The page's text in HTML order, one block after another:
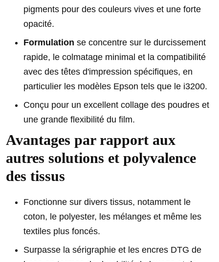
pigments pour des couleurs vives et une forte
opacité.
Formulation se concentre sur le durcissement
rapide, le colmatage minimal et la compatibilité
avec des têtes d'impression spécifiques, en
particulier les modèles Epson tels que le i3200.
Conçu pour un excellent collage des poudres et
une grande flexibilité du film.
Avantages par rapport aux
autres solutions et polyvalence
des tissus
Fonctionne sur divers tissus, notamment le
coton, le polyester, les mélanges et même les
textiles plus foncés.
Surpasse la sérigraphie et les encres DTG de